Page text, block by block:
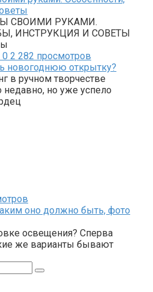
СВОИМИ РУКАМИ.
ИНСТРУКЦИЯ И СОВЕТЫ
0 2 282 просмотров
новогоднюю открытку?
в ручном творчестве
недавно, но уже успело
оно должно быть, фото
освещения? Сперва
же варианты бывают